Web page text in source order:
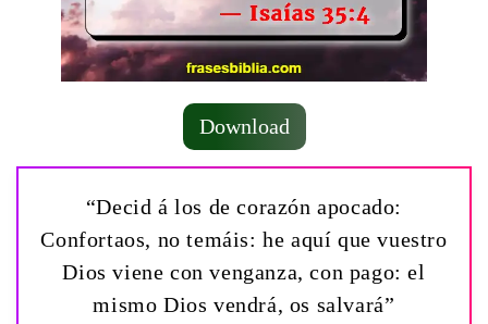
Download
“Decid á los de corazón apocado:
Confortaos, no temáis: he aquí que vuestro
Dios viene con venganza, con pago: el
mismo Dios vendrá, os salvará”